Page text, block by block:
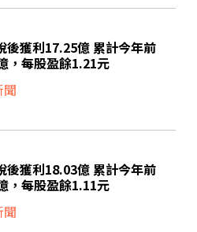
後獲利17.25億 累計今年前
，每股盈餘1.21元
聞
後獲利18.03億 累計今年前
，每股盈餘1.11元
聞